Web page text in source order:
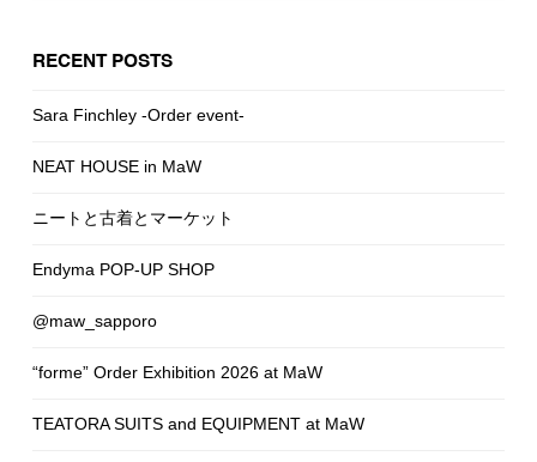
RECENT POSTS
Sara Finchley -Order event-
NEAT HOUSE in MaW
ニートと古着とマーケット
Endyma POP-UP SHOP
@maw_sapporo
“forme” Order Exhibition 2026 at MaW
TEATORA SUITS and EQUIPMENT at MaW